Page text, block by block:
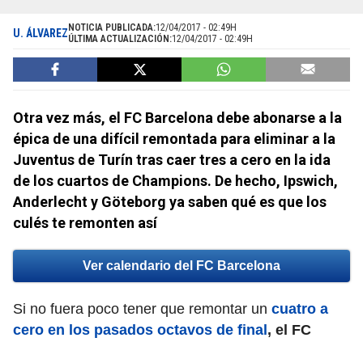
U. ÁLVAREZ NOTICIA PUBLICADA:12/04/2017 - 02:49H
ÚLTIMA ACTUALIZACIÓN:12/04/2017 - 02:49H
Otra vez más, el FC Barcelona debe abonarse a la
épica de una difícil remontada para eliminar a la
Juventus de Turín tras caer tres a cero en la ida
de los cuartos de Champions. De hecho, Ipswich,
Anderlecht y Göteborg ya saben qué es que los
culés te remonten así
Ver calendario del FC Barcelona
Si no fuera poco tener que remontar un cuatro a
cero en los pasados octavos de final , el FC